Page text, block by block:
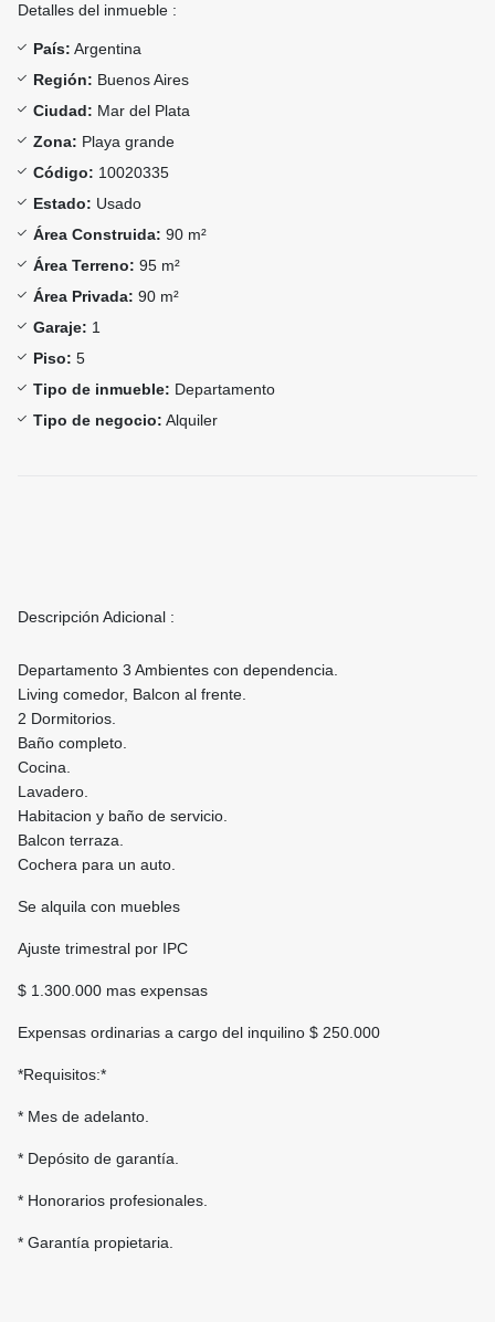
Detalles del inmueble :
País: Argentina
Región: Buenos Aires
Ciudad: Mar del Plata
Zona: Playa grande
Código: 10020335
Estado: Usado
Área Construida: 90 m²
Área Terreno: 95 m²
Área Privada: 90 m²
Garaje: 1
Piso: 5
Tipo de inmueble: Departamento
Tipo de negocio: Alquiler
Descripción Adicional :
Departamento 3 Ambientes con dependencia.
Living comedor, Balcon al frente.
2 Dormitorios.
Baño completo.
Cocina.
Lavadero.
Habitacion y baño de servicio.
Balcon terraza.
Cochera para un auto.
Se alquila con muebles
Ajuste trimestral por IPC
$ 1.300.000 mas expensas
Expensas ordinarias a cargo del inquilino $ 250.000
*Requisitos:*
* Mes de adelanto.
* Depósito de garantía.
* Honorarios profesionales.
* Garantía propietaria.